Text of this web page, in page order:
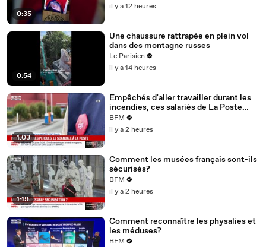
0:35
il y a 12 heures
0:54
Une chaussure rattrapée en plein vol
dans des montagne russes
Le Parisien
il y a 14 heures
1:03
Empêchés d'aller travailler durant les
incendies, ces salariés de La Poste
sont invités à poser des RTT ou à
rattraper leurs heures
BFM
il y a 2 heures
1:19
Comment les musées français sont-ils
sécurisés?
BFM
il y a 2 heures
Comment reconnaître les physalies et
les méduses?
BFM